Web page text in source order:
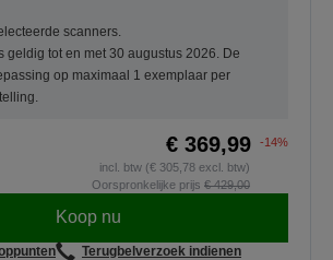
scanners.
geldig tot en met 30 augustus 2026. De
op maximaal 1 exemplaar per
€ 369,99
-14%
incl. btw (€ 305,78 excl. btw)
Oorspronkelijke prijs € 429,00
Koop nu
Terugbelverzoek indienen